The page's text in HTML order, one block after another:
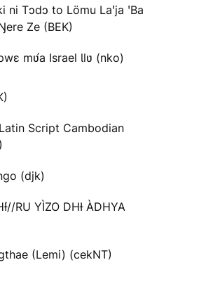
ni Tɔdɔ to Lömu Laꞌja ꞌBa
Ze (BEK)
mʋ́a Israel Ɩlʋ (nko)
Script Cambodian
(djk)
RU YÌZO DHƗ ÀDHYA
(Lemi) (cekNT)